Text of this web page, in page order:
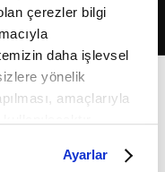
çerezler bilgi
daha işlevsel
yönelik
amaçlarıyla
bilgi için
Ayarlar